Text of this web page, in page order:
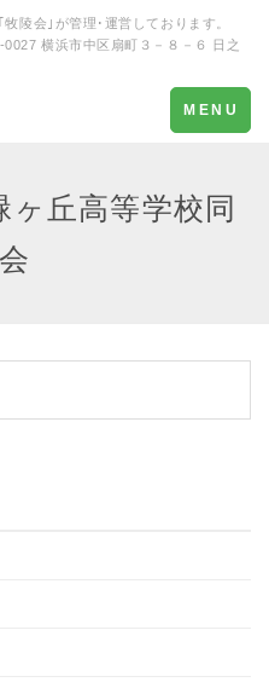
牧陵会｣が管理･運営しております。
横浜市中区扇町３－８－６ 日之
Toggle
navigation
MENU
ヶ丘高等学校同